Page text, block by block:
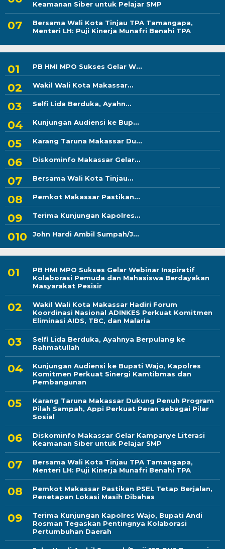
Keamanan Siber untuk Pelajar SMP
Bersama Wali Kota Tinjau TPA Tamangapa,
Menteri LH: Puji Kinerja Munafri Benahi TPA
PB HMI MPO Sukses Gelar W...
Wakil Wali Kota Makassar...
Selfi Lida Berduka, Ayahn...
Kunjungan Audiensi ke Bup...
Karang Taruna Makassar Du...
Diskominfo Makassar Gelar...
Bersama Wali Kota Tinjau...
Pemkot Makassar Pastikan...
Terima Kunjungan Kapolres...
John Hardi Ambil Sumpah/J...
PB HMI MPO Sukses Gelar Webinar Inspiratif
Kolaborasi Pemuda dan Mahasiswa Berdayakan
Masyarakat Pesisir
Wakil Wali Kota Makassar Hadiri Forum
Koordinasi Nasional ADINKES Perkuat Komitmen
Eliminasi AIDS, TBC, dan Malaria
Selfi Lida Berduka, Ayahnya Berpulang ke
Rahmatullah
Kunjungan Audiensi ke Bupati Wajo, Kapolres
Komitmen Perkuat Sinergi Kamtibmas dan
Pembangunan
Karang Taruna Makassar Dukung Penuh Program
Pilah Sampah, Appi Perkuat Peran sebagai Pilar
Sosial
Diskominfo Makassar Gelar Kampanye Literasi
Keamanan Siber untuk Pelajar SMP
Bersama Wali Kota Tinjau TPA Tamangapa,
Menteri LH: Puji Kinerja Munafri Benahi TPA
Pemkot Makassar Pastikan PSEL Tetap Berjalan,
Penetapan Lokasi Masih Dibahas
Terima Kunjungan Kapolres Wajo, Bupati Andi
Rosman Tegaskan Pentingnya Kolaborasi
Pertumbuhan Daerah